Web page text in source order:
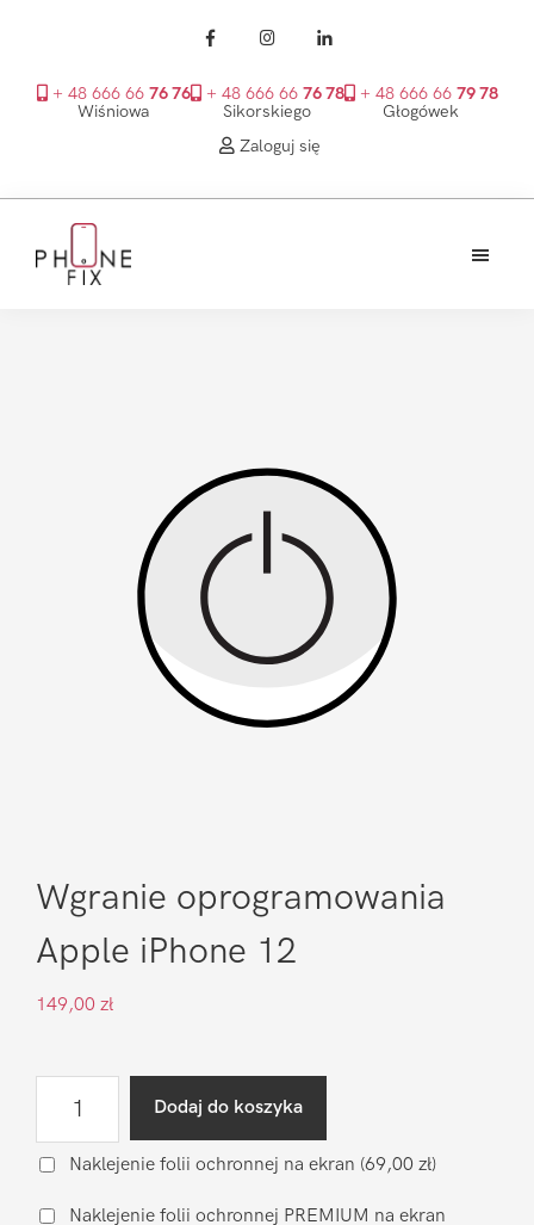
+ 48 666 66 76 76
Wiśniowa
+ 48 666 66 76 78
Sikorskiego
+ 48 666 66 79 78
Głogówek
Zaloguj się
głównego
Wgranie oprogramowania
Apple iPhone 12
149,00 zł
oprogramowania
Dodaj do koszyka
Naklejenie folii ochronnej na ekran (69,00 zł)
Naklejenie folii ochronnej PREMIUM na ekran